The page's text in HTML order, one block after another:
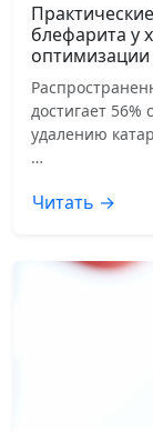
блефарита у
оптимизации
достигает
удалению
…
Читать →